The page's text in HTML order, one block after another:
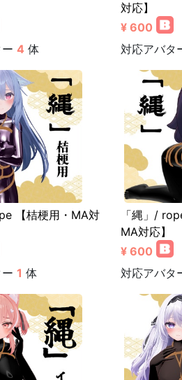
4 体
対応】
¥ 600
対応アバタ
【桔梗用・MA対
1 体
「縄」/
MA対応】
¥ 600
対応アバタ